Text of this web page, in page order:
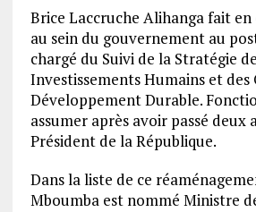
Brice Laccruche Alihanga fait
au sein du gouvernement au
chargé du Suivi de la Stratégie
Investissements Humains et des
Développement Durable.
assumer après avoir passé deux
Président de la République.
Dans la liste de ce
Mboumba est nommé Ministre